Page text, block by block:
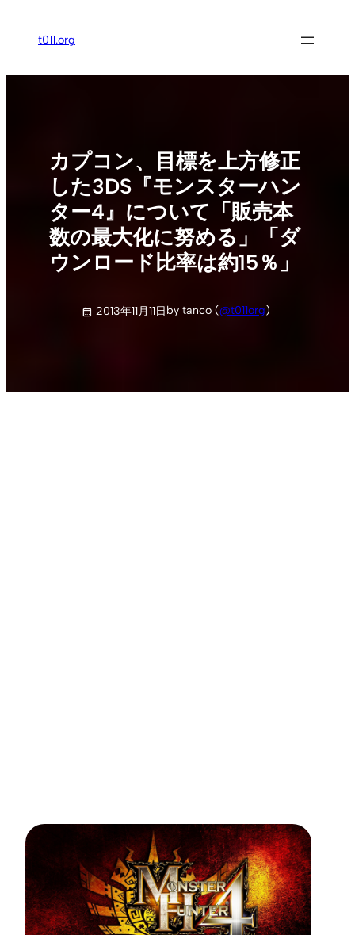
ス
t011.org
カプコン、目標を上方修正
した3DS『モンスターハン
ター4』について「販売本
数の最大化に努める」「ダ
ウンロード比率は約15％」
2013年11月11日by tanco (@t011org)